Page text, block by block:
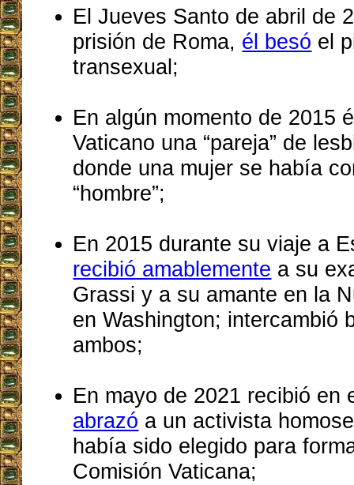
El Jueves Santo de abril de
prisión de Roma, él besó el
transexual;
En algún momento de 2015
Vaticano una “pareja” de
donde una mujer se había
“hombre”;
En 2015 durante su viaje a
recibió amablemente a su
Grassi y a su amante en la
en Washington; intercambió
ambos;
En mayo de 2021 recibió en
abrazó a un activista
había sido elegido para
Comisión Vaticana;